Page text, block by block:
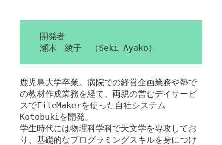
開発者
瀬木 綾子 （Seki Ayako）
鹿児島大学卒業。病院での経営企画業務や塾で
の教材作成業務を経て、両親の営むデイサービ
スでFileMakerを使った自社システム
Kotobukiを開発。
学生時代には物理科学科で天文学を専攻してお
り、基礎的なプログラミングスキルを身につけ